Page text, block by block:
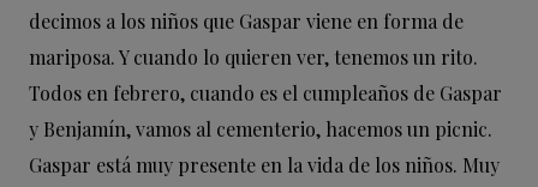
decimos a los niños que Gaspar viene en forma de
mariposa. Y cuando lo quieren ver, tenemos un rito.
Todos en febrero, cuando es el cumpleaños de Gaspar
y Benjamín, vamos al cementerio, hacemos un picnic.
Gaspar está muy presente en la vida de los niños. Muy